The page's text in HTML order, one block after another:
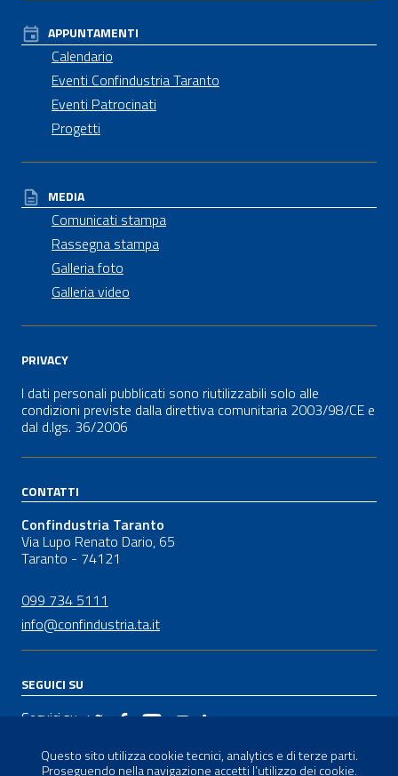
APPUNTAMENTI
Calendario
Eventi Confindustria Taranto
Eventi Patrocinati
Progetti
MEDIA
Comunicati stampa
Rassegna stampa
Galleria foto
Galleria video
PRIVACY
I dati personali pubblicati sono riutilizzabili solo alle
condizioni previste dalla direttiva comunitaria 2003/98/CE e
dal d.lgs. 36/2006
CONTATTI
Confindustria Taranto
Via Lupo Renato Dario, 65
Taranto - 74121
099 734 5111
info@confindustria.ta.it
SEGUICI SU
Seguici su
Questo sito utilizza cookie tecnici, analytics e di terze parti.
Proseguendo nella navigazione accetti l’utilizzo dei cookie.